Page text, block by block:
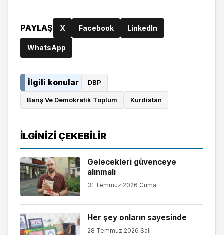
PAYLAŞ X Facebook LinkedIn
WhatsApp
İlgili konular DBP
Barış Ve Demokratik Toplum Kurdistan
İLGINIZI ÇEKEBILIR
Gelecekleri güvenceye
alınmalı
31 Temmuz 2026 Cuma
Her şey onların sayesinde
28 Temmuz 2026 Salı